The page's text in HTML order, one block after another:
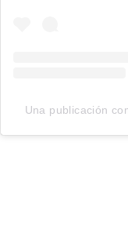
Una publicación